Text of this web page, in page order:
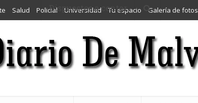
Dispuestos a contar
Salud Policial Universidad Tu espacio Galería de fotos